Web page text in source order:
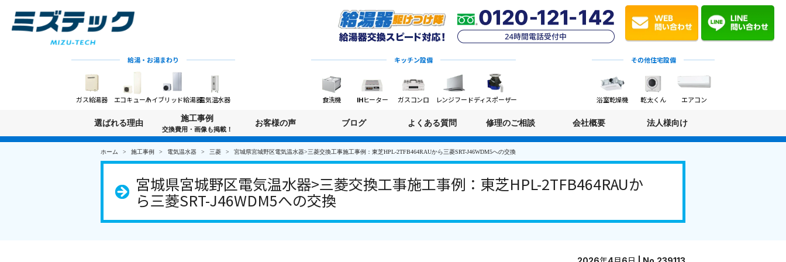
給湯・お湯まわり
ガス給湯器 エコキュートハイブリッド給湯器電気温水器
キッチン設備
食洗機 IHヒーター ガスコンロ レンジフードディスポーザー
その他住宅設備
浴室乾燥機 乾太くん エアコン
選ばれる理由
施工事例
交換費用・画像も掲載！
お客様の声 ブログ よくある質問 修理のご相談 会社概要 法人様向け
ホーム 施工事例 電気温水器 三菱 宮城県宮城野区電気温水器>三菱交換工事施工事例：東芝HPL-2TFB464RAUから三菱SRT-J46WDM5への交換
宮城県宮城野区電気温水器>三菱交換工事施工事例：東芝HPL-2TFB464RAUか
ら三菱SRT-J46WDM5への交換